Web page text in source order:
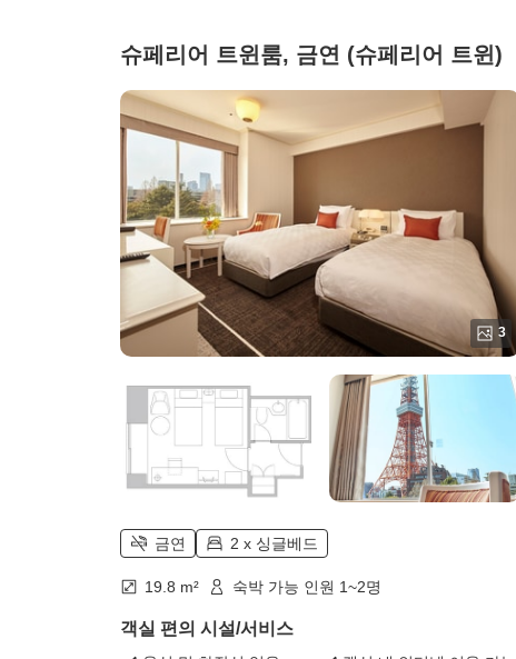
슈페리어 트윈룸, 금연 (슈페리어 트윈)
3
금연 2 x 싱글베드
19.8 m² 숙박 가능 인원 1~2명
객실 편의 시설/서비스